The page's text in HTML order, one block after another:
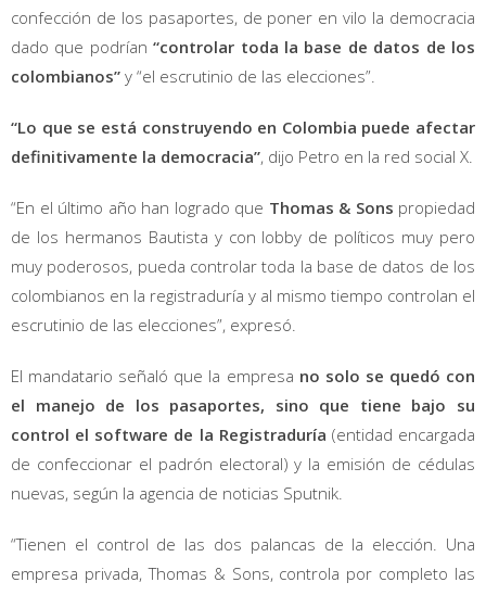
confección de los pasaportes, de poner en vilo la democracia
dado que podrían“controlar toda la base de datos de los
colombianos” y “el escrutinio de las elecciones”.
“Lo que se está construyendo en Colombia puede afectar
definitivamente la democracia”, dijo Petro en la red social X.
“En el último año han logrado que Thomas & Sons propiedad
de los hermanos Bautista y con lobby de políticos muy pero
muy poderosos, pueda controlar toda la base de datos de los
colombianos en la registraduría y al mismo tiempo controlan el
escrutinio de las elecciones”, expresó.
El mandatario señaló que la empresa no solo se quedó con
el manejo de los pasaportes, sino que tiene bajo su
control el software de la Registraduría (entidad encargada
de confeccionar el padrón electoral) y la emisión de cédulas
nuevas, según la agencia de noticias Sputnik.
“Tienen el control de las dos palancas de la elección. Una
empresa privada, Thomas & Sons, controla por completo las